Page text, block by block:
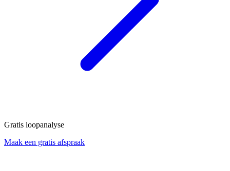
Gratis loopanalyse
Maak een gratis afspraak